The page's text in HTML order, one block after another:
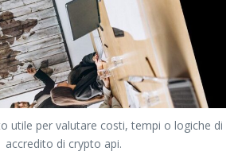
utile per valutare costi, tempi o logiche di
accredito di crypto api.